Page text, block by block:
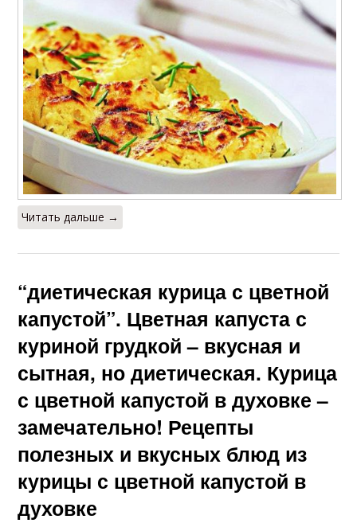
Читать дальше →
“диетическая курица с цветной
капустой”. Цветная капуста с
куриной грудкой – вкусная и
сытная, но диетическая. Курица
с цветной капустой в духовке –
замечательно! Рецепты
полезных и вкусных блюд из
курицы с цветной капустой в
духовке